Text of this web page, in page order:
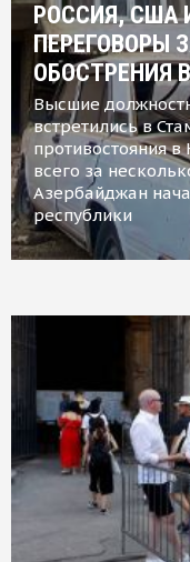
РОССИЯ, США
ПЕРЕГОВОРЫ
ОБОСТРЕНИЯ
Высшие
встретились в
противостояния
всего за
Азербайджан
республики